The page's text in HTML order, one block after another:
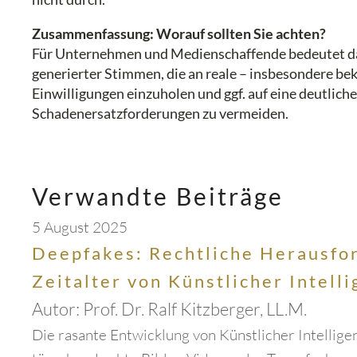
Zusammenfassung: Worauf sollten Sie achten?
Für Unternehmen und Medienschaffende bedeutet
generierter Stimmen, die an reale – insbesondere
Einwilligungen einzuholen und ggf. auf eine
Schadenersatzforderungen zu vermeiden.
Verwandte Beiträge
5 August 2025
Deepfakes: Rechtliche
Zeitalter von Künstlicher
Autor: Prof. Dr. Ralf Kitzberger, LL.M.
Die rasante Entwicklung von Künstlicher